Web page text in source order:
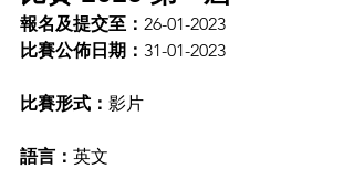
報名及提交至： 26-01-2023
比賽公佈日期： 31-01-2023
比賽形式： 影片
語言： 英文